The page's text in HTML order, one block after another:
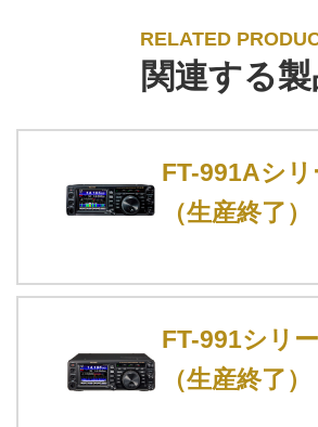
RELATED
関連する
FT-991Aシ
（生産終了）
FT-991シリ
（生産終了）